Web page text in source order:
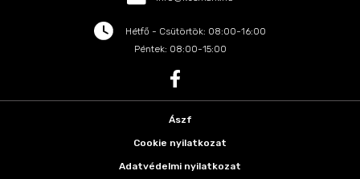
Hétfő - Csütörtök: 08:00-16:00
Péntek: 08:00-15:00
Ászf
Cookie nyilatkozat
Adatvédelmi nyilatkozat